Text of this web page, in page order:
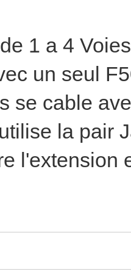
1 a 4
un seul
se cable
la pair
l'extension